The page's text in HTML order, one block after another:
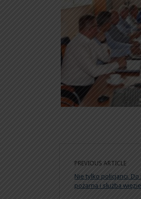
PREVIOUS ARTICLE
Nie tylko policjanci.
pożarna i służba